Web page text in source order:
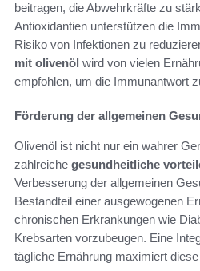
beitragen, die Abwehrkräfte zu
Antioxidantien unterstützen die
Risiko von Infektionen zu
mit olivenöl wird von vielen
empfohlen, um die Immunantwort
Förderung der allgemeinen
Olivenöl ist nicht nur ein wahrer
zahlreiche gesundheitliche
Verbesserung der allgemeinen
Bestandteil einer ausgewogenen
chronischen Erkrankungen wie
Krebsarten vorzubeugen. Eine
tägliche Ernährung maximiert